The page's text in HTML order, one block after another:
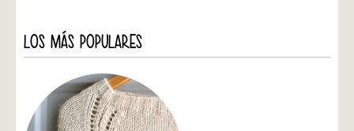
LOS MÁS POPULARES